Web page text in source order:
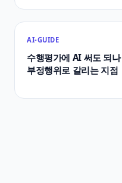
AI-GUIDE
수행평가에 AI 써도 되
부정행위로 갈리는 지점